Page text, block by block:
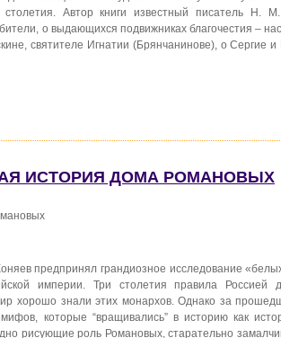
Автор книги известный писатель Н.
о выдающихся подвижниках благочестия –
святителе Игнатии (Брянчанинове), о Сергие и
ИСТОРИЯ ДОМА РОМАНОВЫХ
предпринял грандиозное исследование
империи. Три столетия правила Россией
хорошо знали этих монархов. Однако за
которые “вращивались” в историю как
рисующие роль Романовых, старательно